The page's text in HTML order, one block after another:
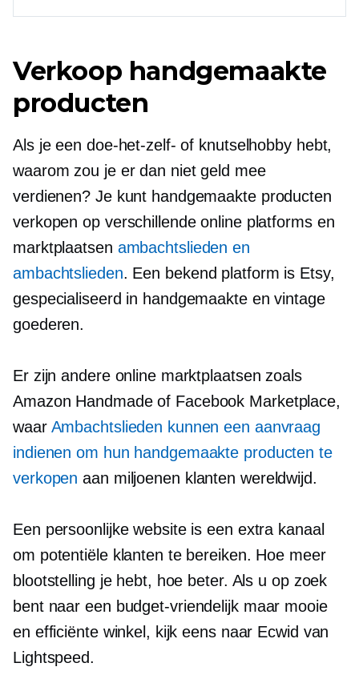
Verkoop handgemaakte
producten
Als je een doe-het-zelf- of knutselhobby hebt,
waarom zou je er dan niet geld mee
verdienen? Je kunt handgemaakte producten
verkopen op verschillende online platforms en
marktplaatsen ambachtslieden en
ambachtslieden. Een bekend platform is Etsy,
gespecialiseerd in handgemaakte en vintage
goederen.
Er zijn andere online marktplaatsen zoals
Amazon Handmade of Facebook Marketplace,
waar Ambachtslieden kunnen een aanvraag
indienen om hun handgemaakte producten te
verkopen aan miljoenen klanten wereldwijd.
Een persoonlijke website is een extra kanaal
om potentiële klanten te bereiken. Hoe meer
blootstelling je hebt, hoe beter. Als u op zoek
bent naar een budget-vriendelijkmaar mooie
en efficiënte winkel, kijk eens naar Ecwid van
Lightspeed.